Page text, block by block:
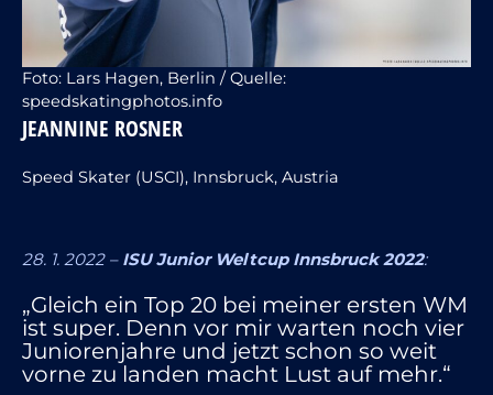
Foto: Lars Hagen, Berlin / Quelle:
speedskatingphotos.info
JEANNINE ROSNER
Speed Skater (USCI), Innsbruck, Austria
28. 1. 2022 – ISU Junior Weltcup Innsbruck 2022:
„Gleich ein Top 20 bei meiner ersten WM
ist super. Denn vor mir warten noch vier
Juniorenjahre und jetzt schon so weit
vorne zu landen macht Lust auf mehr.“